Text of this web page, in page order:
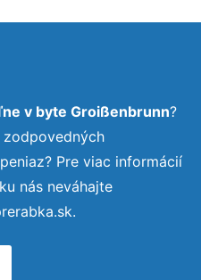
v byte Groißenbrunn?
zodpovedných
Pre viac informácií
nás neváhajte